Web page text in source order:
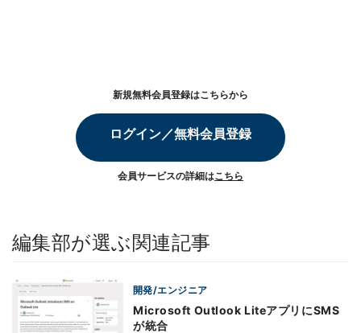
新規無料会員登録はこちらから
ログイン／無料会員登録
会員サービスの詳細はこちら
編集部が選ぶ関連記事
開発/エンジニア
Microsoft Outlook LiteアプリにSMS
が統合